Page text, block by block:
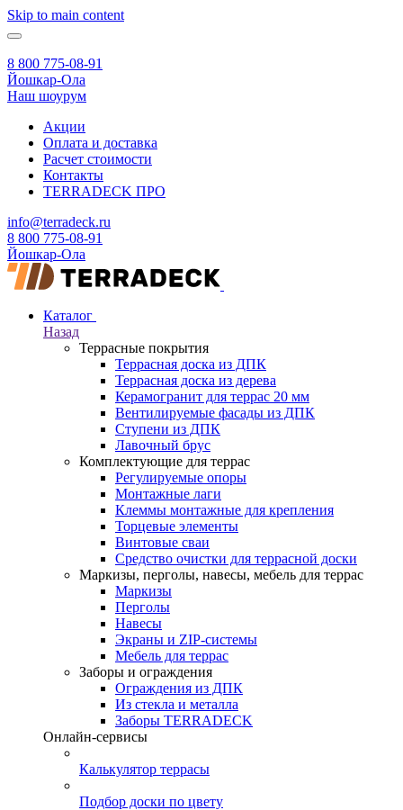
Skip to main content
8 800 775-08-91
Йошкар-Ола
Наш шоурум
Акции
Оплата и доставка
Расчет стоимости
Контакты
TERRADECK ПРО
info@terradeck.ru
8 800 775-08-91
Йошкар-Ола
Каталог
Назад
Террасные покрытия
Террасная доска из ДПК
Террасная доска из дерева
Керамогранит для террас 20 мм
Вентилируемые фасады из ДПК
Ступени из ДПК
Лавочный брус
Комплектующие для террас
Регулируемые опоры
Монтажные лаги
Клеммы монтажные для крепления
Торцевые элементы
Винтовые сваи
Средство очистки для террасной доски
Маркизы, перголы, навесы, мебель для террас
Маркизы
Перголы
Навесы
Экраны и ZIP-системы
Мебель для террас
Заборы и ограждения
Ограждения из ДПК
Из стекла и металла
Заборы TERRADECK
Онлайн-сервисы
Калькулятор террасы
Подбор доски по цвету